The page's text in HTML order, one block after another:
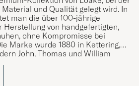
und Qualität gelegt wird. In
man die über 100-jährige
Herstellung von handgefertigten,
ohne Kompromisse bei
Marke wurde 1880 in Kettering,
John, Thomas und William
im Laufe der Jahre mehr als 50